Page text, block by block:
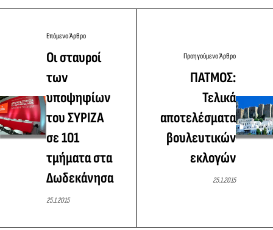
Επόμενο Άρθρο
Οι σταυροί
των
υποψηφίων
του ΣΥΡΙΖΑ
σε 101
τμήματα στα
Δωδεκάνησα
25.1.2015
Προηγούμενο Άρθρο
ΠΑΤΜΟΣ:
Τελικά
αποτελέσματα
βουλευτικών
εκλογών
25.1.2015